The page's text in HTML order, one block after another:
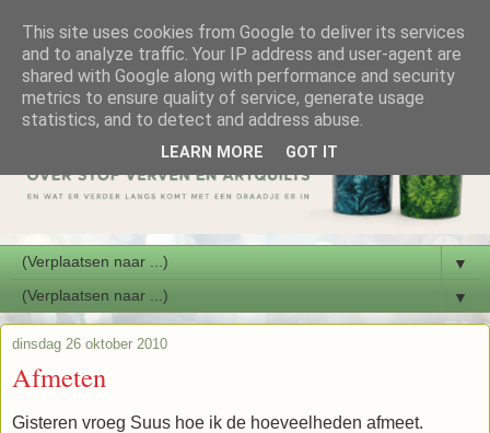
▼
▼
dinsdag 26 oktober 2010
Afmeten
Gisteren vroeg Suus hoe ik de hoeveelheden afmeet.
This site uses cookies from Google to deliver its services
and to analyze traffic. Your IP address and user-agent are
shared with Google along with performance and security
metrics to ensure quality of service, generate usage
statistics, and to detect and address abuse.
LEARN MORE GOT IT